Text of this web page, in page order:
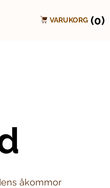
VARUKORG (0)
åkommor